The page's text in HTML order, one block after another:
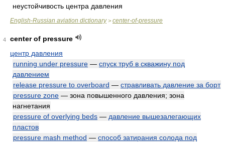
неустойчивость центра давления
English-Russian aviation dictionary> center-of-pressure
4
center of pressure
центр давления
running under pressure — спуск труб в скважину под
давлением
release pressure to overboard — стравливать давление за борт
pressure zone — зона повышенного давления; зона
нагнетания
pressure of overlying beds — давление вышезалегающих
пластов
pressure mash method — способ затирания солода под